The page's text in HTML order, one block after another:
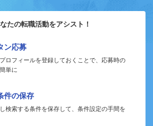
たの転職活動をアシスト！
ン応募
ロフィールを登録しておくことで、応募時の
単に
件の保存
検索する条件を保存して、条件設定の手間を